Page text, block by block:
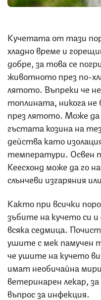
Кучетата от тази
хладно време и
добре, за това се
животното през по-
лятото. Въпреки че
топлината, никога не
през лятото. Може да
гъстата козина на
действа като
температури. Освен
Кеесхонд може да го
слънчеви изгаряния
Както при всички
зъбите на кучето си
всяка седмица.
ушите с мек памучен
че ушите на кучето
имат необичайна
ветеринарен лекар,
въпрос за инфекция.